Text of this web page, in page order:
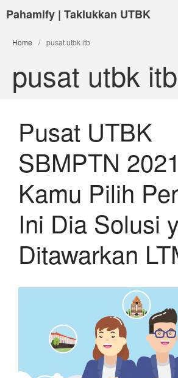
Pahamify | Taklukkan UTBK
Home / pusat utbk itb
pusat utbk itb
Pusat UTBK
SBMPTN
Kamu Pilih
Ini Dia Solusi
Ditawarkan